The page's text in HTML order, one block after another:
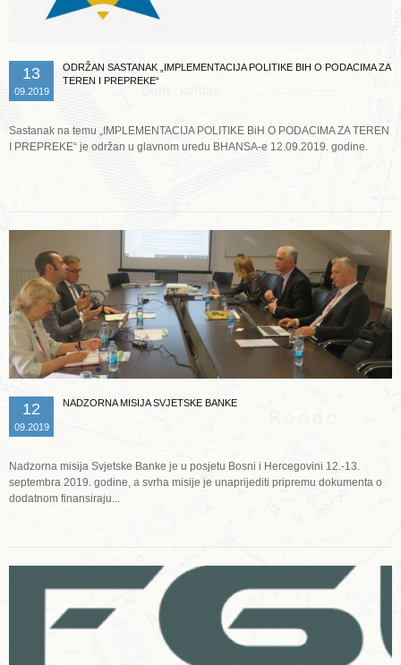
13
09.2019
ODRŽAN SASTANAK „IMPLEMENTACIJA POLITIKE BIH O PODACIMA ZA
TEREN I PREPREKE“
Sastanak na temu „IMPLEMENTACIJA POLITIKE BiH O PODACIMA ZA TEREN
I PREPREKE“ je održan u glavnom uredu BHANSA-e 12.09.2019. godine.
12
09.2019
NADZORNA MISIJA SVJETSKE BANKE
Nadzorna misija Svjetske Banke je u posjetu Bosni i Hercegovini 12.-13.
septembra 2019. godine, a svrha misije je unaprijediti pripremu dokumenta o
dodatnom finansiraju...